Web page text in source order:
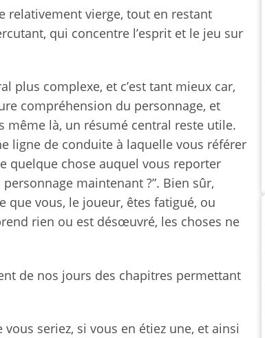
relativement vierge, tout en restant
qui concentre l’esprit et le jeu sur
plus complexe, et c’est tant mieux car,
compréhension du personnage, et
là, un résumé central reste utile.
ligne de conduite à laquelle vous référer
quelque chose auquel vous reporter
maintenant ?”. Bien sûr,
que vous, le joueur, êtes fatigué, ou
rien ou est désœuvré, les choses ne
de nos jours des chapitres permettant
seriez, si vous en étiez une, et ainsi